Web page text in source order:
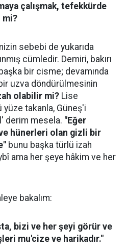
çalışmak, tefekkürde
mi?
sebebi de yukarıda
cümledir. Demiri, bakırı
bir cisme; devamında
uzva döndürülmesinin
olabilir mi? Lise
yüze takanla, Güneş'i
derim mesela. "Eğer
hünerleri olan gizli bir
bunu başka türlü izah
ama her şeye hâkim ve her
bakalım:
bizi ve her şeyi görür ve
mu'cize ve harikadır."